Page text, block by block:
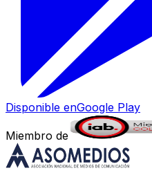
Disponible enGoogle Play
Miembro de